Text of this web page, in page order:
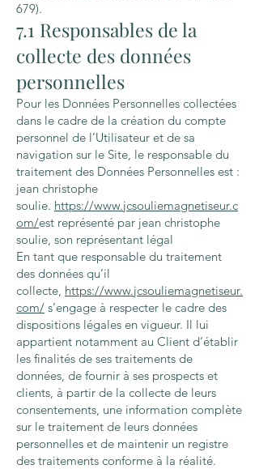
679).
7.1 Responsables de la
collecte des données
personnelles
Pour les Données Personnelles collectées
dans le cadre de la création du compte
personnel de l’Utilisateur et de sa
navigation sur le Site, le responsable du
traitement des Données Personnelles est :
jean christophe
soulie. https://www.jcsouliemagnetiseur.c
om/est représenté par jean christophe
soulie, son représentant légal
En tant que responsable du traitement
des données qu’il
collecte, https://www.jcsouliemagnetiseur.
com/ s’engage à respecter le cadre des
dispositions légales en vigueur. Il lui
appartient notamment au Client d’établir
les finalités de ses traitements de
données, de fournir à ses prospects et
clients, à partir de la collecte de leurs
consentements, une information complète
sur le traitement de leurs données
personnelles et de maintenir un registre
des traitements conforme à la réalité.